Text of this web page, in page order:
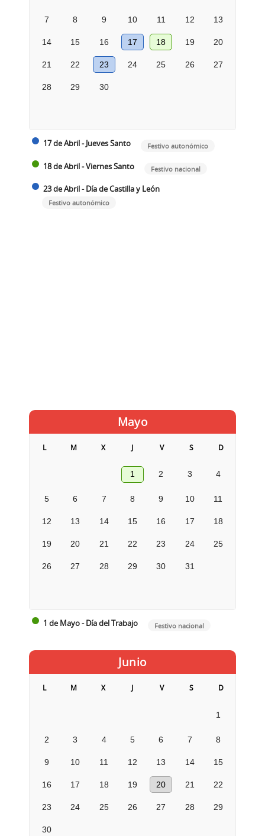
7 8 9 10 11 12 13
14 15 16 17 18 19 20
21 22 23 24 25 26 27
28 29 30
17 de Abril - Jueves Santo Festivo autonómico
18 de Abril - Viernes Santo Festivo nacional
23 de Abril - Día de Castilla y León
Festivo autonómico
Mayo
L M X J V S D
1 2 3 4
5 6 7 8 9 10 11
12 13 14 15 16 17 18
19 20 21 22 23 24 25
26 27 28 29 30 31
1 de Mayo - Día del Trabajo Festivo nacional
Junio
L M X J V S D
1
2 3 4 5 6 7 8
9 10 11 12 13 14 15
16 17 18 19 20 21 22
23 24 25 26 27 28 29
30